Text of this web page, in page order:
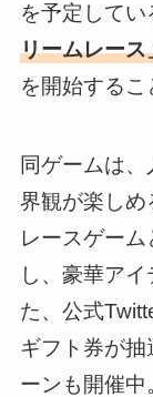
を予定して
リームレース
を開始するこ
同ゲームは
界観が楽しめ
レースゲー
し、豪華ア
た、公式
ギフト券が
ーンも開催